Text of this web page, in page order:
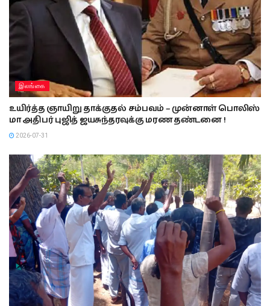
இலங்கை
உயிர்த்த ஞாயிறு தாக்குதல் சம்பவம் – முன்னாள் பொலிஸ்
மா அதிபர் புஜித் ஜயசுந்தரவுக்கு மரண தண்டனை !
2026-07-31